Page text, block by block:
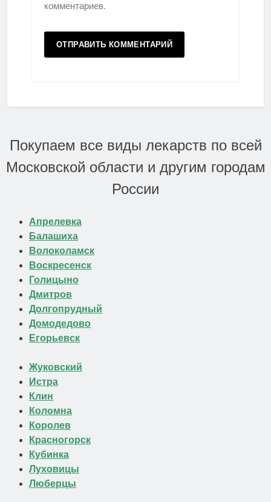
комментариев.
Покупаем все виды лекарств по всей
Московской области и другим городам
России
Апрелевка
Балашиха
Волоколамск
Воскресенск
Голицыно
Дмитров
Долгопрудный
Домодедово
Егорьевск
Жуковский
Истра
Клин
Коломна
Королев
Красногорск
Кубинка
Луховицы
Люберцы